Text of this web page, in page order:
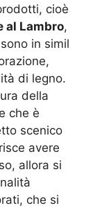
cioè
al Lambro,
in simil
di legno.
della
che è
scenico
avere
allora si
che si